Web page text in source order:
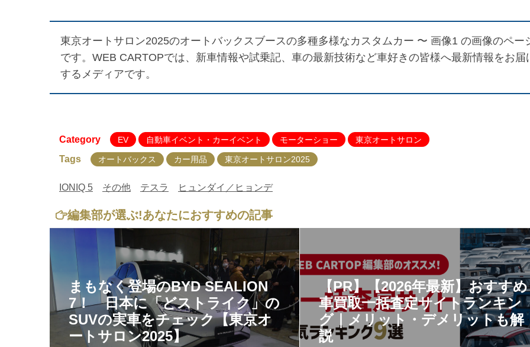
東京オートサロン2025のオートバックスブースの多種多様なカスタムカー 〜 画像1 の画像のペー
です。WEB CARTOPでは、新車情報や試乗記、車の最新技術など車好きの皆様へ最新情報をお届
するメディアです。
Category EV 自動車イベント・カーイベント モーターショー 東京オートサロン
Tags オートバックス カー用品 東京オートサロン2025
IONIQ 5 その他 テスラ ヒュンダイ／ヒョンデ
編集部が選ぶ!あなたにおすすめの記事
まもなく登場のBYD SEALION
7！ 日本に「どストライク」の
SUVの実車をチェック【東京オ
ートサロン2025】
【PR】【2026年最新】おすすめ
車買取一括査定サイトランキン
グ｜メリット・デメリットも解
説